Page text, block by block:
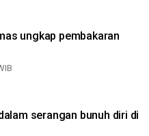
ungkap pembakaran
serangan bunuh diri di